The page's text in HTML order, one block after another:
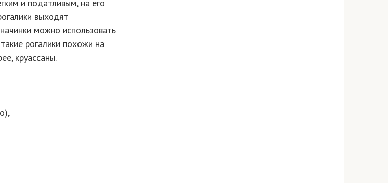
и податливым, на его
выходят
можно использовать
рогалики похожи на
круассаны.